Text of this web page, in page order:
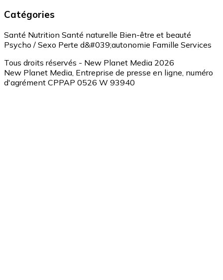
Catégories
Santé Nutrition Santé naturelle Bien-être et beauté
Psycho / Sexo Perte d&#039;autonomie Famille Services
Tous droits réservés - New Planet Media 2026
New Planet Media, Entreprise de presse en ligne, numéro
d'agrément CPPAP 0526 W 93940